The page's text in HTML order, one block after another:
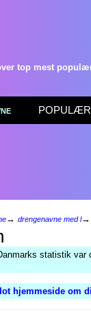
top mest
→ drengenavne med l→
statistik var
hjemmeside om